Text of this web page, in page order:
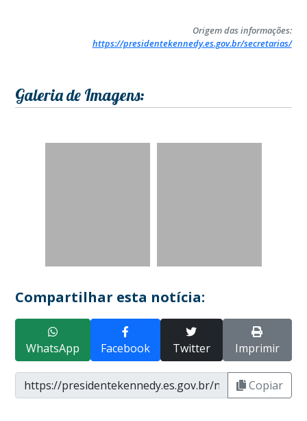
Origem das informações:
https://presidentekennedy.es.gov.br/secretarias/
Galeria de Imagens:
Compartilhar esta notícia:
WhatsApp Facebook Twitter Imprimir
Copiar